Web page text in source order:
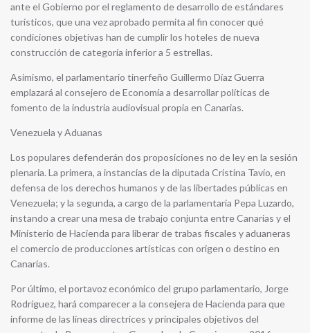
ante el Gobierno por el reglamento de desarrollo de estándares
turísticos, que una vez aprobado permita al fin conocer qué
condiciones objetivas han de cumplir los hoteles de nueva
construcción de categoría inferior a 5 estrellas.
Asimismo, el parlamentario tinerfeño Guillermo Díaz Guerra
emplazará al consejero de Economía a desarrollar políticas de
fomento de la industria audiovisual propia en Canarias.
Venezuela y Aduanas
Los populares defenderán dos proposiciones no de ley en la sesión
plenaria. La primera, a instancias de la diputada Cristina Tavío, en
defensa de los derechos humanos y de las libertades públicas en
Venezuela; y la segunda, a cargo de la parlamentaria Pepa Luzardo,
instando a crear una mesa de trabajo conjunta entre Canarias y el
Ministerio de Hacienda para liberar de trabas fiscales y aduaneras
el comercio de producciones artísticas con origen o destino en
Canarias.
Por último, el portavoz económico del grupo parlamentario, Jorge
Rodríguez, hará comparecer a la consejera de Hacienda para que
informe de las líneas directrices y principales objetivos del